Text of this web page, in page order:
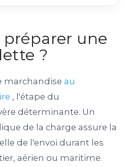
une
?
marchandise au
, l'étape du
déterminante. Un
de la charge assure la
de l'envoi durant les
aérien ou maritime.